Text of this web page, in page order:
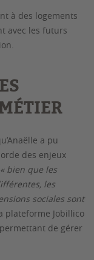
à des logements
avec les futurs
a pu
des enjeux
« bien que les
les
sociales sont
plateforme Jobillico
de gérer